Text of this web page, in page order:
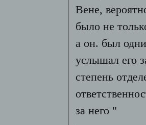
Вене,
было не
а он. был
услышал его
степень
за него "